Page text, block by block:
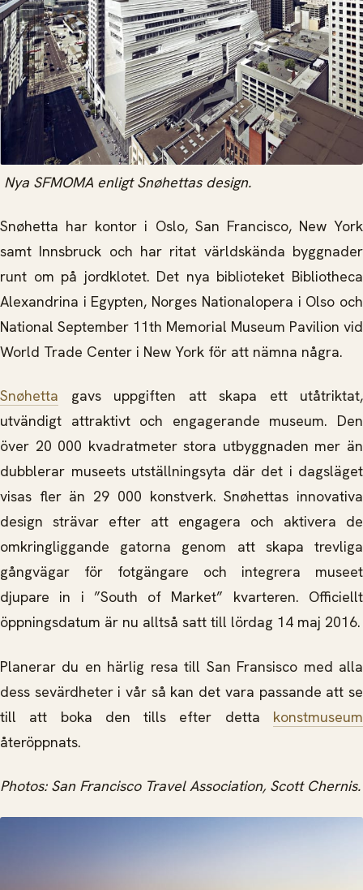
Nya SFMOMA enligt Snøhettas design.
Snøhetta har kontor i Oslo, San Francisco, New York
samt Innsbruck och har ritat världskända byggnader
runt om på jordklotet. Det nya biblioteket Bibliotheca
Alexandrina i Egypten, Norges Nationalopera i Olso och
National September 11th Memorial Museum Pavilion vid
World Trade Center i New York för att nämna några.
Snøhetta gavs uppgiften att skapa ett utåtriktat,
utvändigt attraktivt och engagerande museum. Den
över 20 000 kvadratmeter stora utbyggnaden mer än
dubblerar museets utställningsyta där det i dagsläget
visas fler än 29 000 konstverk. Snøhettas innovativa
design strävar efter att engagera och aktivera de
omkringliggande gatorna genom att skapa trevliga
gångvägar för fotgängare och integrera museet
djupare in i ”South of Market” kvarteren. Officiellt
öppningsdatum är nu alltså satt till lördag 14 maj 2016.
Planerar du en härlig resa till San Fransisco med alla
dess sevärdheter i vår så kan det vara passande att se
till att boka den tills efter detta konstmuseum
återöppnats.
Photos: San Francisco Travel Association, Scott Chernis.